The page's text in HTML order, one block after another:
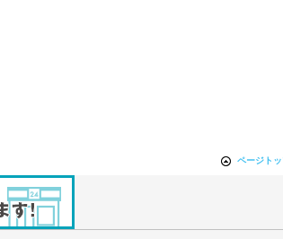
ページト